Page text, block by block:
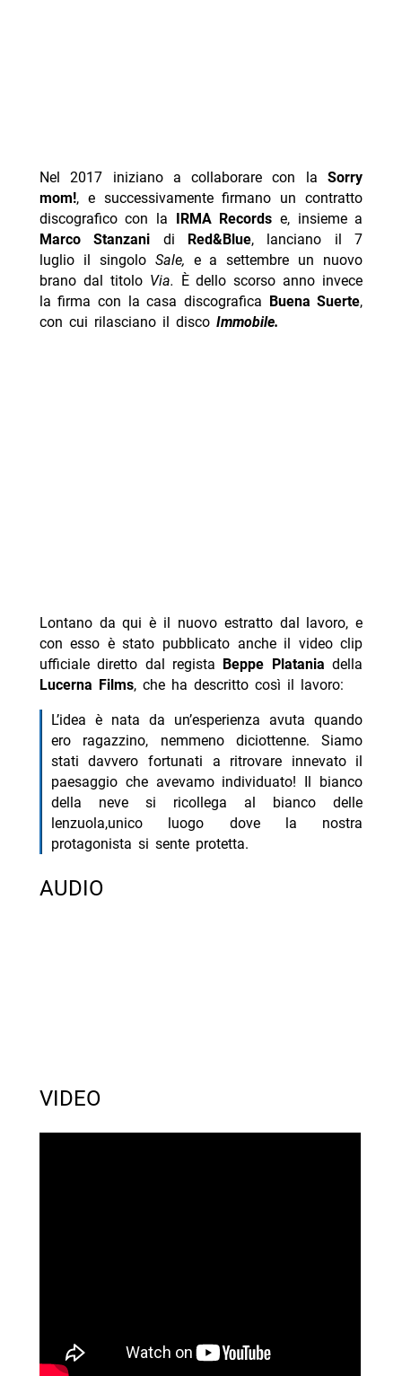
Nel 2017 iniziano a collaborare con laSorry
mom!, e successivamente firmano un contratto
discografico con la IRMA Records e, insieme a
Marco Stanzani di Red&Blue, lanciano il 7
luglio il singolo Sale, e a settembre un nuovo
brano dal titolo Via. È dello scorso anno invece
la firma con la casa discografica Buena Suerte,
con cui rilasciano il disco Immobile.
Lontano da qui è il nuovo estratto dal lavoro, e
con esso è stato pubblicato anche il video clip
ufficiale diretto dal regista Beppe Platania della
Lucerna Films, che ha descritto così il lavoro:
L’idea è nata da un’esperienza avuta quando
ero ragazzino, nemmeno diciottenne. Siamo
stati davvero fortunati a ritrovare innevato il
paesaggio che avevamo individuato! Il bianco
della neve si ricollega al bianco delle
lenzuola,unico luogo dove la nostra
protagonista si sente protetta.
AUDIO
VIDEO